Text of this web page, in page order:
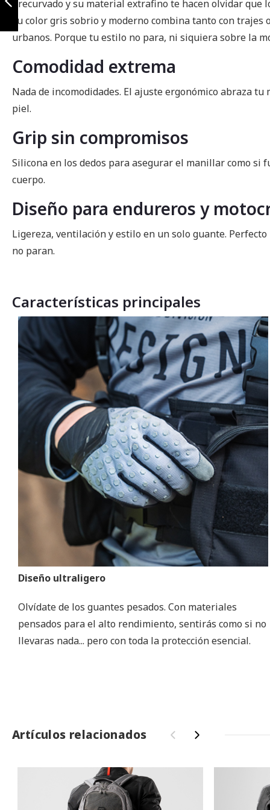
Anterior
precurvado y su material extrafino te hacen olvidar que
su color gris sobrio y moderno combina tanto con trajes
urbanos. Porque tu estilo no para, ni siquiera sobre la
Comodidad extrema
Nada de incomodidades. El ajuste ergonómico abraza tu
piel.
Grip sin compromisos
Silicona en los dedos para asegurar el manillar como si
cuerpo.
Diseño para endureros y
Ligereza, ventilación y estilo en un solo guante.
no paran.
Características principales
Diseño ultraligero
Olvídate de los guantes pesados. Con materiales
pensados para el alto rendimiento, sentirás como si no
llevaras nada... pero con toda la protección esencial.
Artículos relacionados ‹ ›